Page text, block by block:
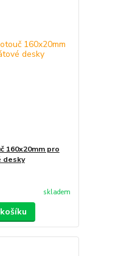
160x20mm pro
desky
skladem